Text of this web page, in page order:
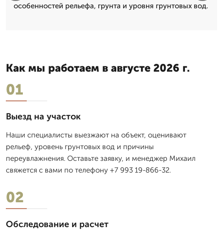
особенностей рельефа, грунта и уровня грунтовых вод.
Как мы работаем в августе 2026 г.
01
Выезд на участок
Наши специалисты выезжают на объект, оценивают
рельеф, уровень грунтовых вод и причины
переувлажнения. Оставьте заявку, и менеджер Михаил
свяжется с вами по телефону +7 993 19-866-32.
02
Обследование и расчет